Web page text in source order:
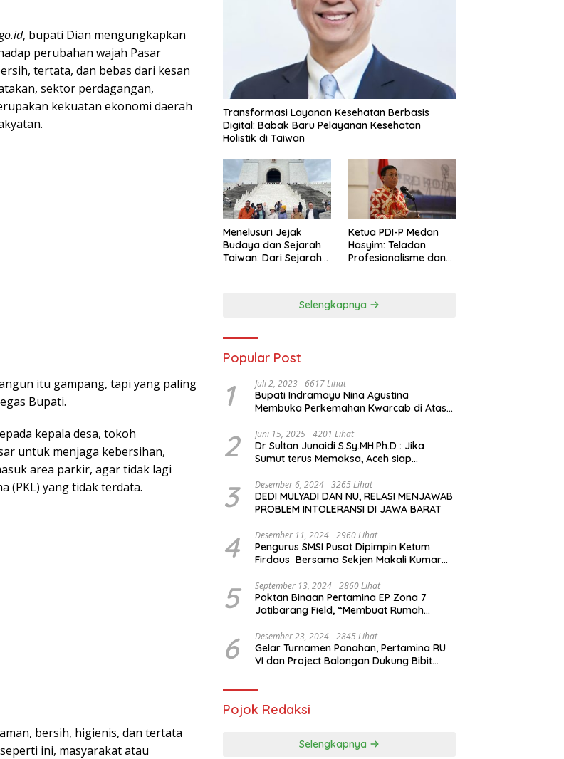
, bupati Dian mengungkapkan
perubahan wajah Pasar
tertata, dan bebas dari kesan
sektor perdagangan,
kekuatan ekonomi daerah
itu gampang, tapi yang paling
Bupati.
kepala desa, tokoh
untuk menjaga kebersihan,
area parkir, agar tidak lagi
(PKL) yang tidak terdata.
bersih, higienis, dan tertata
ini, masyarakat atau
Transformasi Layanan Kesehatan Berbasis
Digital: Babak Baru Pelayanan Kesehatan
Holistik di Taiwan
Menelusuri Jejak
Budaya dan Sejarah
Taiwan: Dari Sejarah
Sejarah Chiang Kai-
Ketua PDI-P Medan
Hasyim: Teladan
Profesionalisme dan
Selengkapnya
Popular Post
1 Juli 2, 2023 6617 Lihat
Bupati Indramayu Nina Agustina
Membuka Perkemahan Kwarcab di Atas
2 Juni 15, 2025 4201 Lihat
Dr Sultan Junaidi S.Sy.MH.Ph.D : Jika
Sumut terus Memaksa, Aceh siap
Internasional
3 Desember 6, 2024 3265 Lihat
DEDI MULYADI DAN NU, RELASI MENJAWAB
PROBLEM INTOLERANSI DI JAWA BARAT
4 Desember 11, 2024 2960 Lihat
Pengurus SMSI Pusat Dipimpin Ketum
Firdaus Bersama Sekjen Makali Kumar
Yusuf
5 September 13, 2024 2860 Lihat
Poktan Binaan Pertamina EP Zona 7
Jatibarang Field, “Membuat Rumah
Tikus
6 Desember 23, 2024 2845 Lihat
Gelar Turnamen Panahan, Pertamina RU
VI dan Project Balongan Dukung Bibit
Pojok Redaksi
Selengkapnya